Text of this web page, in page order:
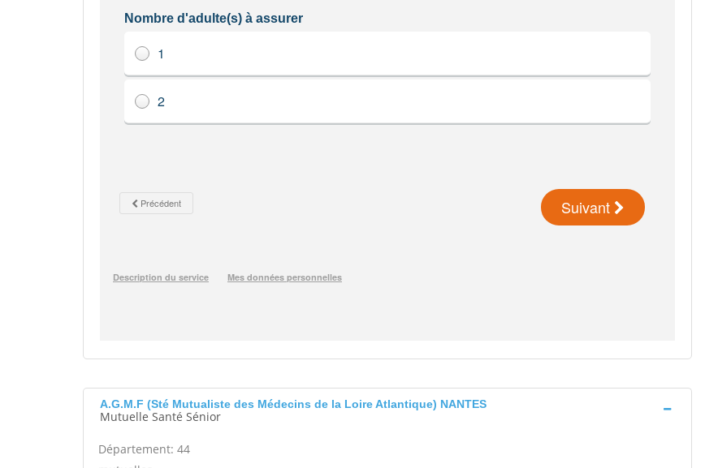
A.G.M.F (Sté Mutualiste des Médecins de la Loire Atlantique) NANTES
Mutuelle Santé Sénior
Département: 44